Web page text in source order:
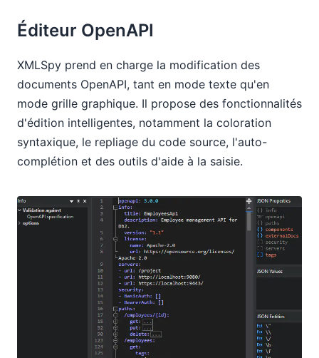
Éditeur OpenAPI
XMLSpy prend en charge la modification des
documents OpenAPI, tant en mode texte qu'en
mode grille graphique. Il propose des fonctionnalités
d'édition intelligentes, notamment la coloration
syntaxique, le repliage du code source, l'auto-
complétion et des outils d'aide à la saisie.